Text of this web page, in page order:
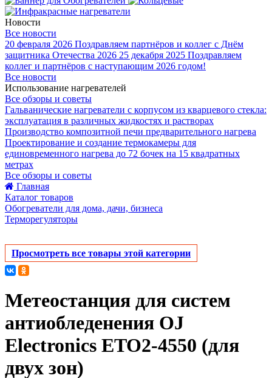
Новости
Все новости
20 февраля 2026 Поздравляем партнёров и коллег с Днём
защитника Отечества 2026 25 декабря 2025 Поздравляем
коллег и партнёров с наступающим 2026 годом!
Все новости
Использование нагревателей
Все обзоры и советы
Гальванические нагреватели с корпусом из кварцевого стекла:
эксплуатация в различных жидкостях и растворах
Производство композитной печи предварительного нагрева
Проектирование и создание термокамеры для
единовременного нагрева до 72 бочек на 15 квадратных
метрах
Все обзоры и советы
Главная
Каталог товаров
Обогреватели для дома, дачи, бизнеса
Терморегуляторы
Просмотреть все товары этой категории
Метеостанция для систем
антиобледенения OJ
Electronics ETO2-4550 (для
двух зон)